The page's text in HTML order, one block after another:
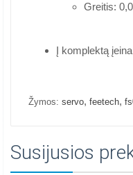
Greitis:
Į komplektą
Žymos: servo, feetech,
Susijusios